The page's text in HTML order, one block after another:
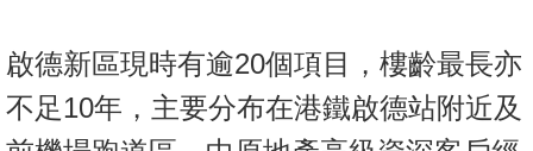
啟德新區現時有逾20個項目，樓齡最長亦
不足10年，主要分布在港鐵啟德站附近及